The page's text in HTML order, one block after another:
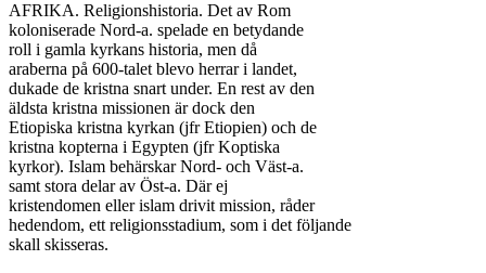
AFRIKA. Religionshistoria. Det av Rom
koloniserade Nord-a. spelade en betydande
roll i gamla kyrkans historia, men då
araberna på 600-talet blevo herrar i landet,
dukade de kristna snart under. En rest av den
äldsta kristna missionen är dock den
Etiopiska kristna kyrkan (jfr Etiopien) och de
kristna kopterna i Egypten (jfr Koptiska
kyrkor). Islam behärskar Nord- och Väst-a.
samt stora delar av Öst-a. Där ej
kristendomen eller islam drivit mission, råder
hedendom, ett religionsstadium, som i det följande
skall skisseras.